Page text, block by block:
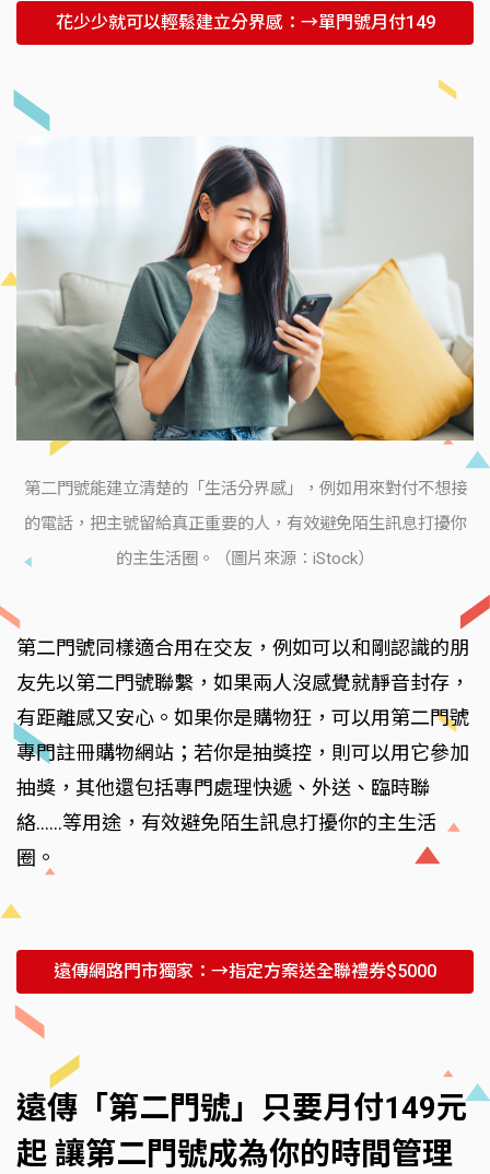
花少少就可以輕鬆建立分界感：→單門號月付149
第二門號能建立清楚的「生活分界感」，例如用來對付不想接
的電話，把主號留給真正重要的人，有效避免陌生訊息打擾你
的主生活圈。（圖片來源：iStock）
第二門號同樣適合用在交友，例如可以和剛認識的朋
友先以第二門號聯繫，如果兩人沒感覺就靜音封存，
有距離感又安心。如果你是購物狂，可以用第二門號
專門註冊購物網站；若你是抽獎控，則可以用它參加
抽獎，其他還包括專門處理快遞、外送、臨時聯
絡……等用途，有效避免陌生訊息打擾你的主生活
圈。
遠傳網路門市獨家：→指定方案送全聯禮券$5000
遠傳「第二門號」只要月付149元
起 讓第二門號成為你的時間管理